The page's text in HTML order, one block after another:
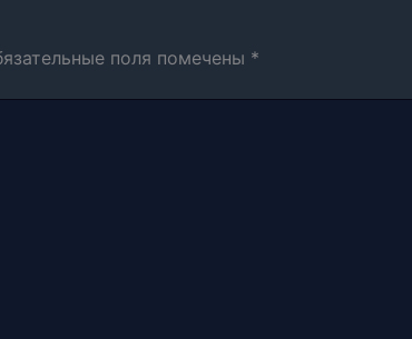
поля помечены *